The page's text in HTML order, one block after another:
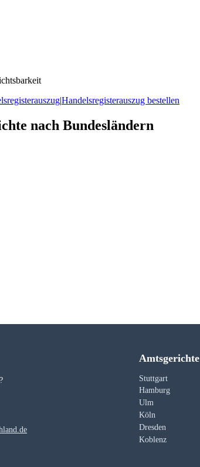
|Handelsregisterauszug bestellen
nach Bundesländern
Amtsgerichte
Stuttgart
Hamburg
Ulm
Köln
Dresden
Koblenz